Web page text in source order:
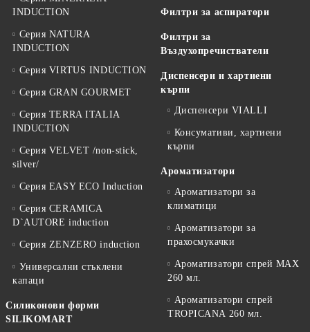
INDUCTION
Серия NATURA
INDUCTION
Серия VIRTUS INDUCTION
Серия GRAN GOURMET
Серия TERRA ITALIA
INDUCTION
Серия VELVET /non-stick,
silver/
Серия EASY ECO Induction
Серия CERAMICA
D`AUTORE induction
Серия ZENZERO induction
Универсални стъклени
капаци
Силиконови форми
SILIKOMART
Филтри за аспиратори
Филтри за
Въздухопречистватели
Диспенсери и хартиени
кърпи
Диспенсери VIALLI
Консумативи, хартиени
кърпи
Ароматизатори
Ароматизатори за
климатици
Ароматизатори за
прахосмукачки
Ароматизатори спрей MAX
260 мл.
Ароматизатори спрей
TROPICANA 260 мл.